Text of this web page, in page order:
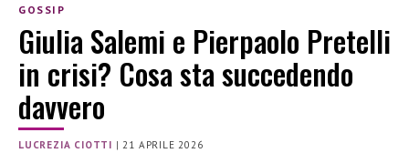
GOSSIP
Giulia Salemi e Pierpaolo Pretelli
in crisi? Cosa sta succedendo
davvero
LUCREZIA CIOTTI |21 APRILE 2026